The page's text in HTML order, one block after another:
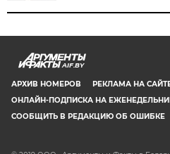
AIF.BY
АРХИВ НОМЕРОВ РЕКЛАМА НА
ОНЛАЙН-ПОДПИСКА НА
СООБЩИТЬ В РЕДАКЦИЮ ОБ ОШИБКЕ